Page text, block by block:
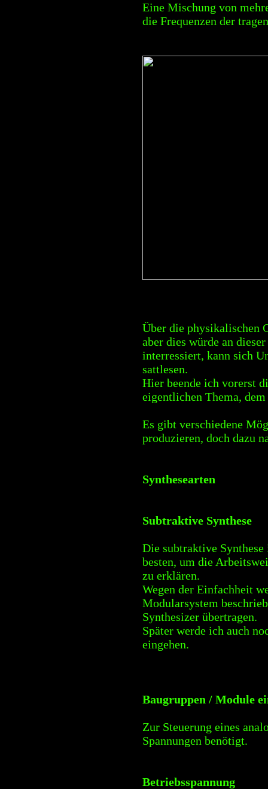
Eine Mischung von
die Frequenzen der
Über die physikalischen
aber dies würde an
interressiert, kann sich
sattlesen.
Hier beende ich vorerst
eigentlichen Thema,
Es gibt verschiedene
produzieren, doch dazu
Synthesearten
Subtraktive Synthese
Die subtraktive Synthese
besten, um die
zu erklären.
Wegen der Einfachheit
Modularsystem
Synthesizer übertragen.
Später werde ich auch
eingehen.
Baugruppen / Module
Zur Steuerung eines
Spannungen benötigt.
Betriebsspannung